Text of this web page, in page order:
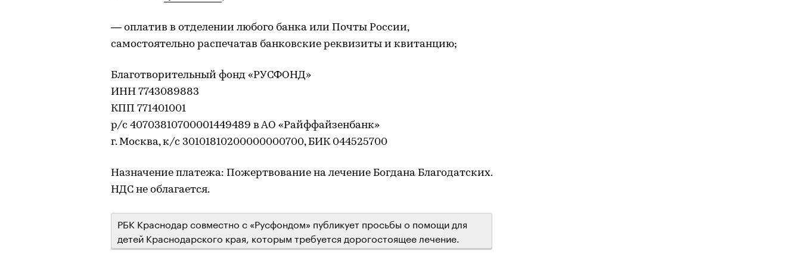
— оплатив в отделении любого банка или Почты России,
самостоятельно распечатав банковские реквизиты и квитанцию;
Благотворительный фонд «РУСФОНД»
ИНН 7743089883
КПП 771401001
р/с 40703810700001449489 в АО «Райффайзенбанк»
г. Москва, к/с 30101810200000000700, БИК 044525700
Назначение платежа: Пожертвование на лечение Богдана Благодатских.
НДС не облагается.
РБК Краснодар совместно с «Русфондом» публикует просьбы о помощи для
детей Краснодарского края, которым требуется дорогостоящее лечение.